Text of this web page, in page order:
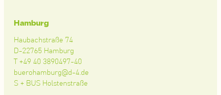
Hamburg
Haubachstraße 74
D-22765 Hamburg
T +49 40 3890497-40
buerohamburg@d-4.de
S + BUS Holstenstraße